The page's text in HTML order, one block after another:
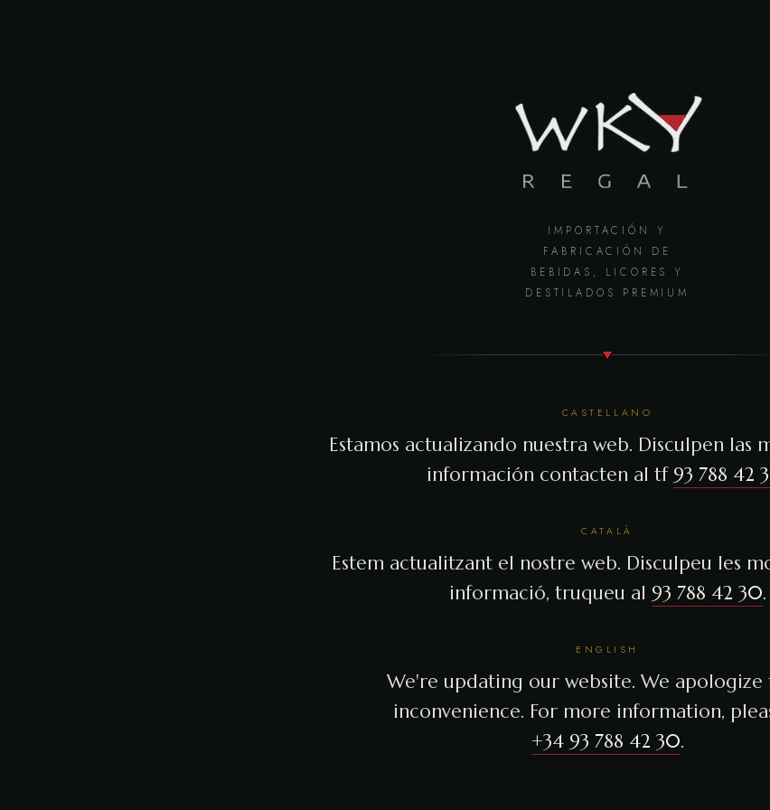
IMPORTACIÓN Y
FABRICACIÓN DE
BEBIDAS, LICORES Y
DESTILADOS PREMIUM
CASTELLANO
Estamos actualizando nuestra web. Disculpen las
información contacten al tf 93 788 42
CATALÀ
Estem actualitzant el nostre web. Disculpeu les
informació, truqueu al 93 788 42 30.
ENGLISH
We're updating our website. We
inconvenience. For more information,
+34 93 788 42 30.